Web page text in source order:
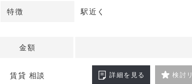
心療内科など多科目での募集に対応。ビル内動線計
特徴 駅近く
金額
賃貸 相談 詳細を見る 検討